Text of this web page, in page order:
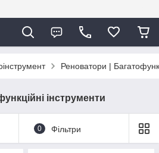
Реноватори |
інструменти
0 Фільтри